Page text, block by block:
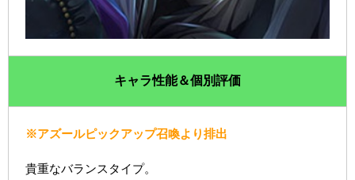
キャラ性能＆個別評価
※アズールピックアップ召喚より排出
貴重なバランスタイプ。